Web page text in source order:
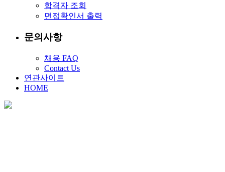
합격자 조회
면접확인서 출력
문의사항
채용 FAQ
Contact Us
연관사이트
HOME